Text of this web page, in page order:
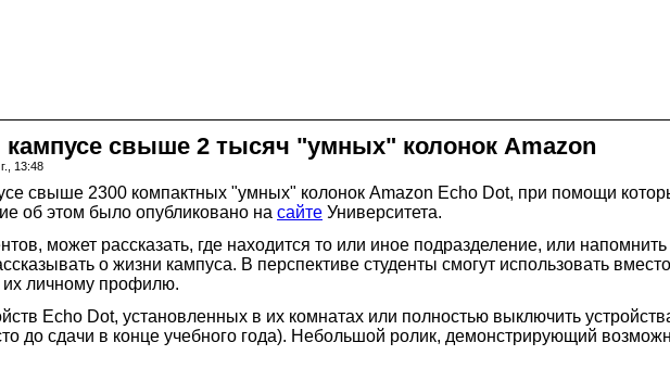
кампусе свыше 2 тысяч "умных" колонок Amazon
13:48
свыше 2300 компактных "умных" колонок Amazon Echo Dot, при помощи
об этом было опубликовано на сайте Университета.
может рассказать, где находится то или иное подразделение, или
о жизни кампуса. В перспективе студенты смогут использовать
их личному профилю.
Echo Dot, установленных в их комнатах или полностью выключить
до сдачи в конце учебного года). Небольшой ролик, демонстрирующий